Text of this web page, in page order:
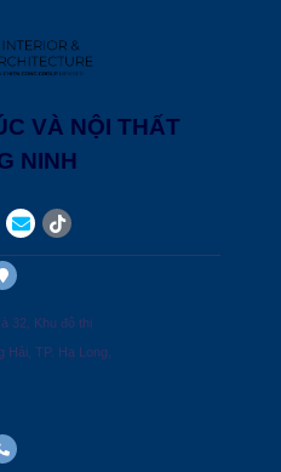
VÀ NỘI THẤT
NINH
32, Khu đô thị
Hải, TP. Hạ Long,